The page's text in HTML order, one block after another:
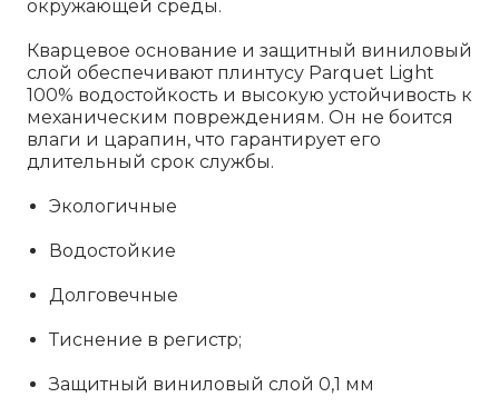
окружающей среды.
Кварцевое основание и защитный виниловый
слой обеспечивают плинтусу Parquet Light
100% водостойкость и высокую устойчивость к
механическим повреждениям. Он не боится
влаги и царапин, что гарантирует его
длительный срок службы.
Экологичные
Водостойкие
Долговечные
Тиснение в регистр;
Защитный виниловый слой 0,1 мм